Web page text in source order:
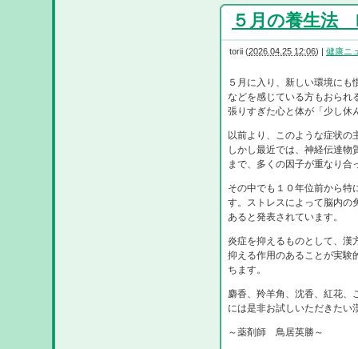
５月の養生法
torii (2026.04.25 12:06) | 健康ニ
５月に入り、新しい環境に
などを感じている方もおられ
張りすぎた心と体が「少し休
以前より、このような症状
しかし最近では、神経伝達
まで、多くの因子が重なり合
その中でも１０年位前から特
す。ストレスによって脳内の
あると発表されています。
炎症を抑えるものとして、漢
抑える作用のあることが実験
ちます。
麝香、羚羊角、沈香、紅花、
には是非お試しいただきたい
～薬剤師 鳥居英勝～